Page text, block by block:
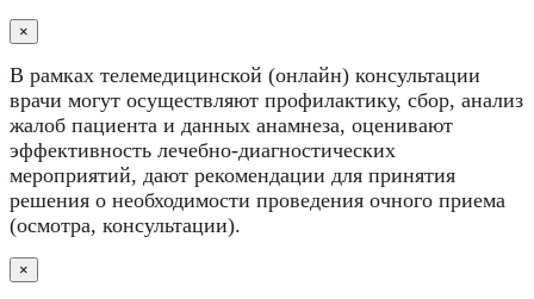
×
В рамках телемедицинской (онлайн) консультации
врачи могут осуществляют профилактику, сбор, анализ
жалоб пациента и данных анамнеза, оценивают
эффективность лечебно-диагностических
мероприятий, дают рекомендации для принятия
решения о необходимости проведения очного приема
(осмотра, консультации).
×